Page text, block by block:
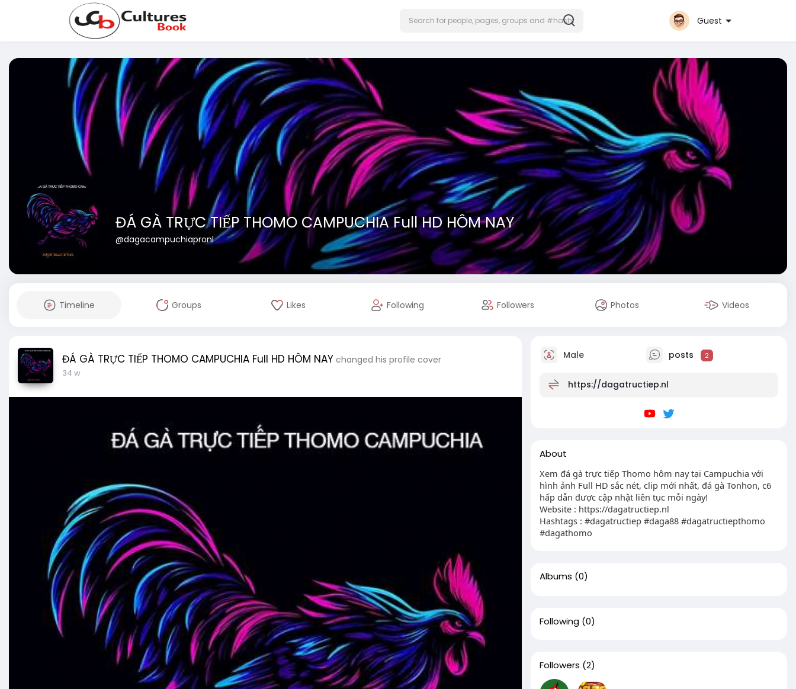
Guest
ĐÁ GÀ TRỰC TIẾP THOMO CAMPUCHIA Full HD HÔM NAY
@dagacampuchiapronl
Timeline Groups Likes Following Followers Photos Videos
ĐÁ GÀ TRỰC TIẾP THOMO CAMPUCHIA Full HD HÔM NAY changed his profile cover
34 w
Male posts 2
https://dagatructiep.nl
About
Xem đá gà trực tiếp Thomo hôm nay tại Campuchia với
hình ảnh Full HD sắc nét, clip mới nhất, đá gà Tonhon, c6
hấp dẫn được cập nhật liên tục mỗi ngày!
Website : https://dagatructiep.nl
Hashtags : #dagatructiep #daga88 #dagatructiepthomo
#dagathomo
Albums (0)
Following (0)
Followers (2)